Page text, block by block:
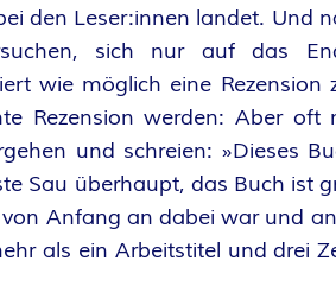
den Leser:innen landet. Und
sich nur auf das
wie möglich eine Rezension
Rezension werden: Aber oft
und schreien: »Dieses
Sau überhaupt, das Buch ist
Anfang an dabei war und
als ein Arbeitstitel und drei